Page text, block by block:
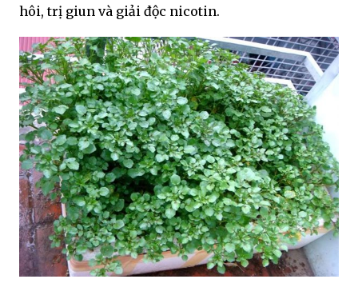
hôi, trị giun và giải độc nicotin.